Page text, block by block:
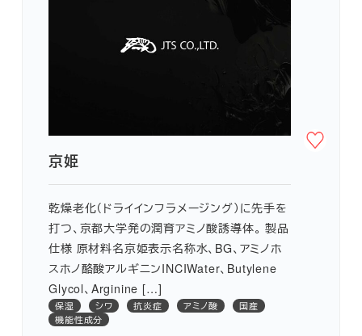
京姫
乾燥老化（ドライインフラメージング）に先手を
打つ、京都大学発の潤育アミノ酸誘導体。 製品
仕様 原材料名京姫表示名称水、BG、アミノホ
スホノ酪酸アルギニンINCIWater、Butylene
Glycol、Arginine […]
保湿 シワ 抗炎症 アミノ酸
国産
機能性成分